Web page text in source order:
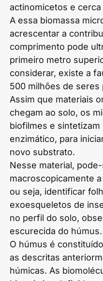
actinomicetos e
A essa biomassa
acrescentar a
comprimento pode
primeiro metro
considerar, existe a
500 milhões de seres
Assim que materiais
chegam ao solo, os
biofilmes e
enzimático, para
novo substrato.
Nesse material,
macroscopicamente
ou seja, identificar
exoesqueletos de
no perfil do solo,
escurecida do húmus.
O húmus é
as descritas
húmicas. As